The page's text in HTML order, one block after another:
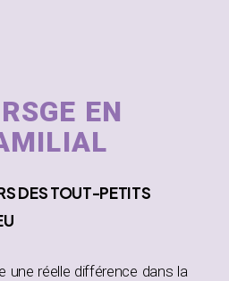
EN
DES TOUT-PETITS
une réelle différence dans la